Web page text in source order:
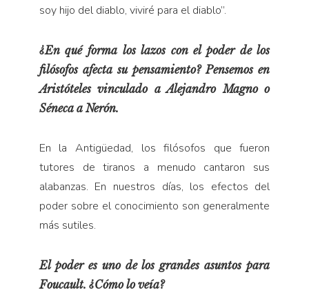
soy hijo del diablo, viviré para el diablo”.
¿En qué forma los lazos con el poder de los
filósofos afecta su pensamiento? Pensemos en
Aristóteles vinculado a Alejandro Magno o
Séneca a Nerón.
En la Antigüedad, los filósofos que fueron
tutores de tiranos a menudo cantaron sus
alabanzas. En nuestros días, los efectos del
poder sobre el conocimiento son generalmente
más sutiles.
El poder es uno de los grandes asuntos para
Foucault. ¿Cómo lo veía?